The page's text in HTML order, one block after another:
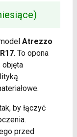
Atrezzo
. To opona
objęta
by łączyć
przed